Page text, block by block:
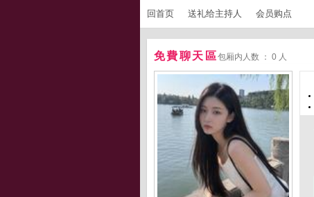
回首页 送礼给主持人 会员购点
免費聊天區包厢内人数 ： 0 人